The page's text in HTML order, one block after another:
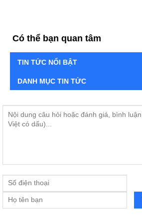
Có thể bạn quan tâm
TIN TỨC NỔI BẬT
DANH MỤC TIN TỨC